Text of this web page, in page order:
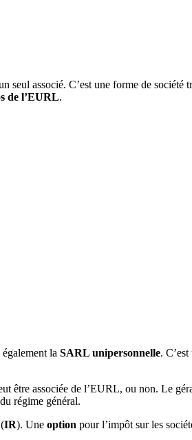
associé. C’est une forme de société
de l’EURL.
la SARL unipersonnelle.
être associée de l’EURL, ou non. Le
régime général.
IR). Une option pour l’impôt sur les